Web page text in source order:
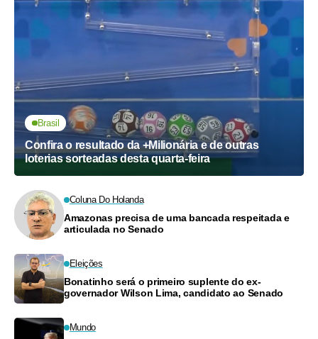
Brasil
Confira o resultado da +Milionária e de outras
loterias sorteadas desta quarta-feira
Coluna Do Holanda
Amazonas precisa de uma bancada respeitada e
articulada no Senado
Eleições
Bonatinho será o primeiro suplente do ex-
governador Wilson Lima, candidato ao Senado
Mundo